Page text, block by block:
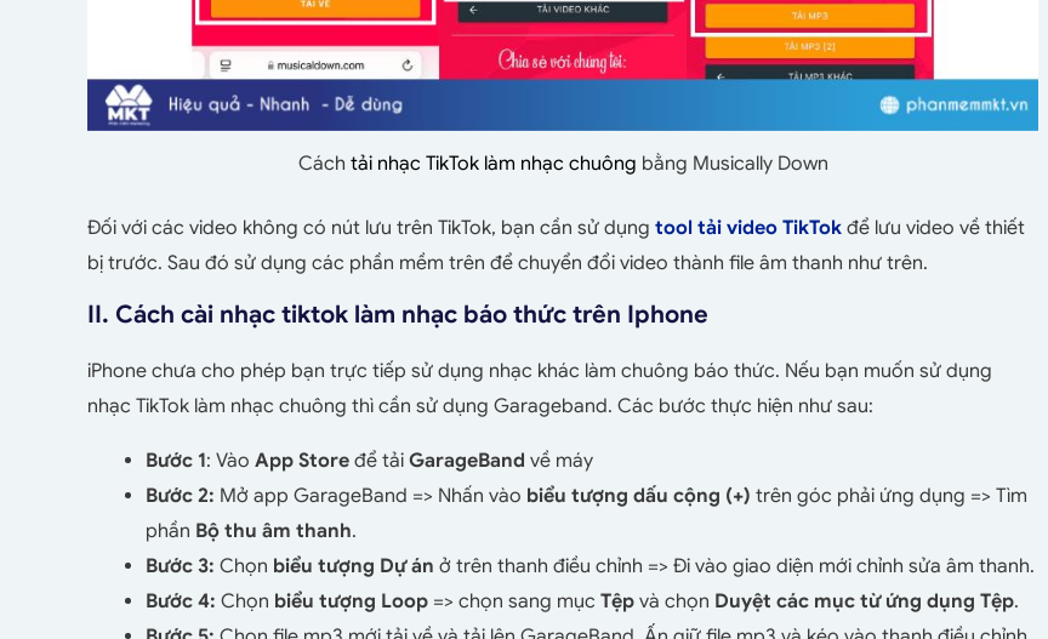
Cách tải nhạc TikTok làm nhạc chuông bằng Musically Down
Đối với các video không có nút lưu trên TikTok, bạn cần sử dụng tool tải video TikTok để lưu video về thiết
bị trước. Sau đó sử dụng các phần mềm trên để chuyển đổi video thành file âm thanh như trên.
II. Cách cài nhạc tiktok làm nhạc báo thức trên Iphone
iPhone chưa cho phép bạn trực tiếp sử dụng nhạc khác làm chuông báo thức. Nếu bạn muốn sử dụng
nhạc TikTok làm nhạc chuông thì cần sử dụng Garageband. Các bước thực hiện như sau:
Bước 1: Vào App Store để tải GarageBand về máy
Bước 2: Mở app GarageBand => Nhấn vào biểu tượng dấu cộng (+) trên góc phải ứng dụng => Tìm
phần Bộ thu âm thanh.
Bước 3: Chọn biểu tượng Dự án ở trên thanh điều chỉnh => Đi vào giao diện mới chỉnh sửa âm thanh.
Bước 4: Chọn biểu tượng Loop => chọn sang mục Tệp và chọn Duyệt các mục từ ứng dụng Tệp.